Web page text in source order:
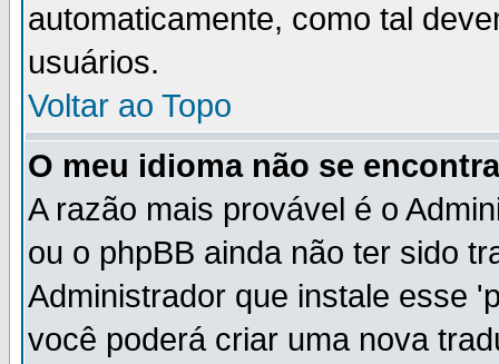
automaticamente, como tal
usuários.
Voltar ao Topo
O meu idioma não se
A razão mais provável é o
ou o phpBB ainda não ter sido
Administrador que instale esse
você poderá criar uma nova